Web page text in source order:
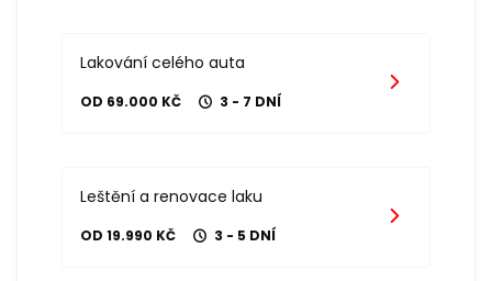
Lakování celého auta
OD 69.000 KČ 3 - 7 DNÍ
Leštění a renovace laku
OD 19.990 KČ 3 - 5 DNÍ